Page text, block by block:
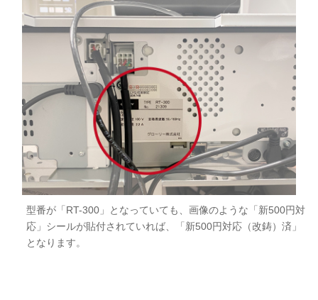
型番が「RT-300」となっていても、画像のような「新500円対
応」シールが貼付されていれば、「新500円対応（改鋳）済」
となります。